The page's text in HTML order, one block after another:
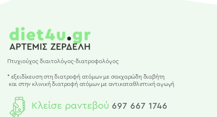
Πτυχιούχος διαιτολόγος-διατροφολόγος
* εξειδίκευση στη διατροφή ατόμων με σακχαρώδη διαβήτη
και στην κλινική διατροφή ατόμων με αντικαταθλιπτική αγωγή
Κλείσε ραντεβού 697 667 1746